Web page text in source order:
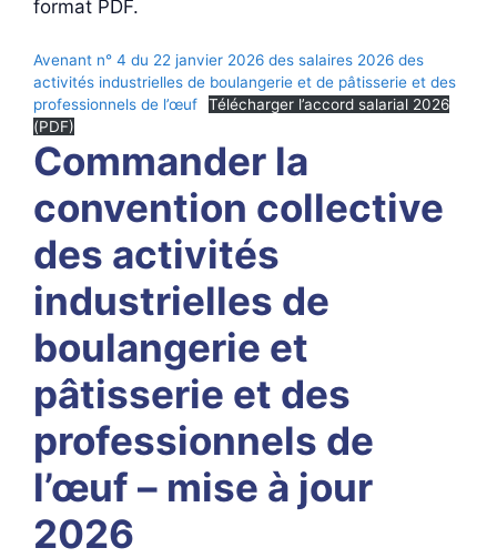
format PDF.
Avenant n° 4 du 22 janvier 2026 des salaires 2026 des
activités industrielles de boulangerie et de pâtisserie et des
professionnels de l’œuf
Télécharger l’accord salarial 2026
(PDF)
Commander la
convention collective
des activités
industrielles de
boulangerie et
pâtisserie et des
professionnels de
l’œuf – mise à jour
2026